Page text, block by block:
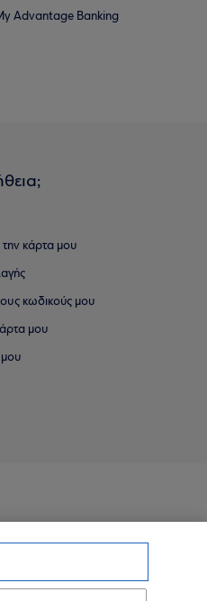
Advantage Banking
κάρτα μου
κωδικούς μου
μου